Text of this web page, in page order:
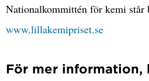
Nationalkommittén för kemi står
www.lillakemipriset.se
För mer information,